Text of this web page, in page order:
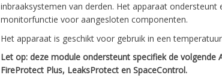
inbraaksystemen van derden. Het apparaat
monitorfunctie voor aangesloten componenten.
Het apparaat is geschikt voor gebruik in een
Let op: deze module ondersteunt specifiek de
FireProtect Plus, LeaksProtect en SpaceControl.